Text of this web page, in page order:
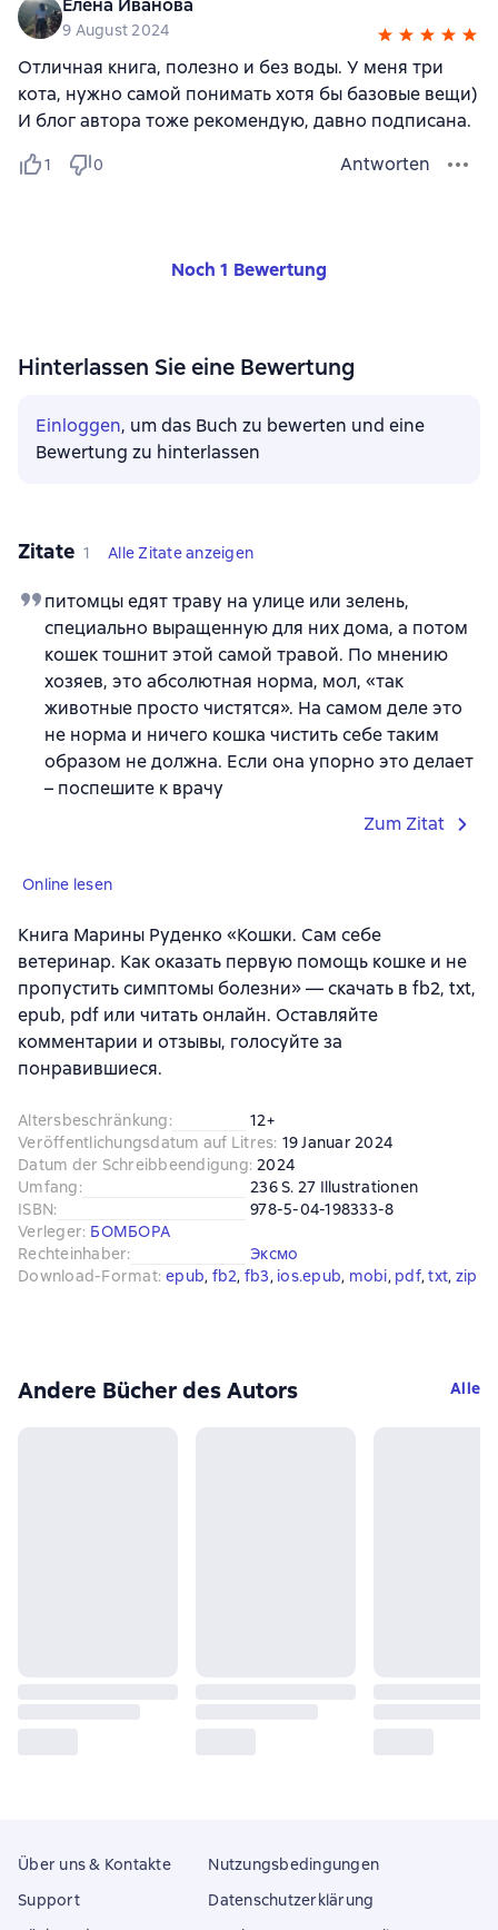
9 August 2024
Отличная книга, полезно и без воды. У меня три
кота, нужно самой понимать хотя бы базовые вещи)
И блог автора тоже рекомендую, давно подписана.
1 0 Antworten
Noch 1 Bewertung
Hinterlassen Sie eine Bewertung
Einloggen, um das Buch zu bewerten und eine
Bewertung zu hinterlassen
Zitate 1 Alle Zitate anzeigen
питомцы едят траву на улице или зелень,
специально выращенную для них дома, а потом
кошек тошнит этой самой травой. По мнению
хозяев, это абсолютная норма, мол, «так
животные просто чистятся». На самом деле это
не норма и ничего кошка чистить себе таким
образом не должна. Если она упорно это делает
– поспешите к врачу
Zum Zitat
Online lesen
Книга Марины Руденко «Кошки. Сам себе
ветеринар. Как оказать первую помощь кошке и не
пропустить симптомы болезни» — скачать в fb2, txt,
epub, pdf или читать онлайн. Оставляйте
комментарии и отзывы, голосуйте за
понравившиеся.
Altersbeschränkung:
12+
Veröffentlichungsdatum auf Litres: 19 Januar 2024
Datum der Schreibbeendigung: 2024
Umfang:
236 S. 27 Illustrationen
ISBN:
978-5-04-198333-8
Verleger: БОМБОРА
Rechteinhaber:
Эксмо
Download-Format: epub, fb2, fb3, ios.epub, mobi, pdf, txt, zip
Andere Bücher des Autors Alle
Über uns & Kontakte
Support
Nutzungsbedingungen
Datenschutzerklärung